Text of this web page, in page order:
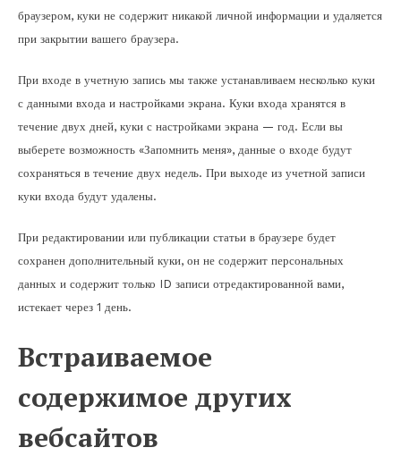
браузером, куки не содержит никакой личной информации и удаляется
при закрытии вашего браузера.
При входе в учетную запись мы также устанавливаем несколько куки
с данными входа и настройками экрана. Куки входа хранятся в
течение двух дней, куки с настройками экрана — год. Если вы
выберете возможность «Запомнить меня», данные о входе будут
сохраняться в течение двух недель. При выходе из учетной записи
куки входа будут удалены.
При редактировании или публикации статьи в браузере будет
сохранен дополнительный куки, он не содержит персональных
данных и содержит только ID записи отредактированной вами,
истекает через 1 день.
Встраиваемое
содержимое других
вебсайтов